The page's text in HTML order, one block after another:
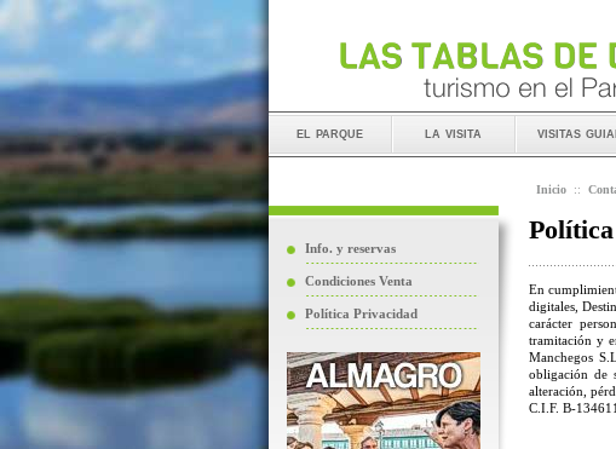
el parque la visita visitas
Info. y reservas
Condiciones Venta
Política Privacidad
Inicio ::
En
digitales,
carácter
tramitación y
Manchegos
obligación de
alteración,
C.I.F. B-